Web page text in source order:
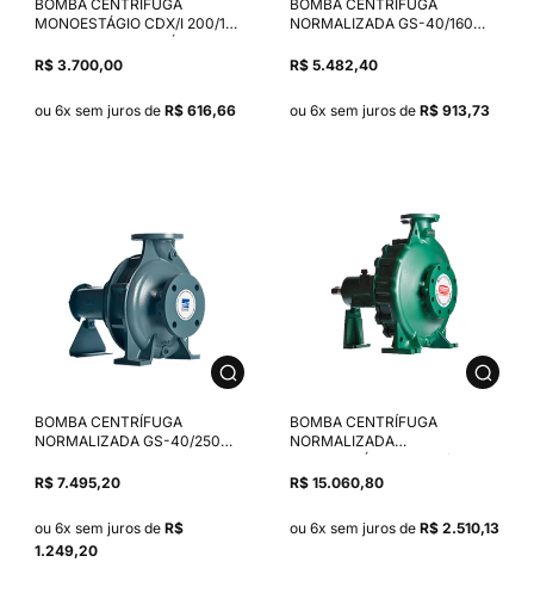
BOMBA CENTRÍFUGA
MONOESTÁGIO CDX/I 200/156
1,0 CV MOTOR TRIFÁSICO
EBARA IP55 220/380-460V
R$ 3.700,00
ou 6x sem juros de R$ 616,66
BOMBA CENTRÍFUGA
NORMALIZADA GS-40/160
166MM SELO MECÂNICO 1.1/8"
R$ 5.482,40
ou 6x sem juros de R$ 913,73
BOMBA CENTRÍFUGA
NORMALIZADA GS-40/250
228MM ANSI B-16.1 SELO
NBR/CARBONO/INOX 304
R$ 7.495,20
ou 6x sem juros de R$
1.249,20
BOMBA CENTRÍFUGA
NORMALIZADA
MONOESTÁGIO TH-80/400
MANCALIZADA ROTOR
R$ 15.060,80
ou 6x sem juros de R$ 2.510,13